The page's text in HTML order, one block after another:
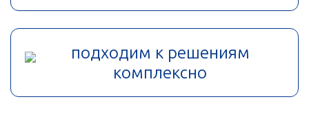
подходим к решениям
комплексно